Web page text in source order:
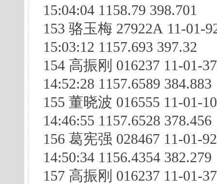
15:04:04 1158.79 398.701
153 骆玉梅 27922A 11-01-
15:03:12 1157.693 397.32
154 高振刚 016237 11-01-
14:52:28 1157.6589 384.883
155 董晓波 016555 11-01-
14:46:55 1157.6528 378.456
156 葛宪强 028467 11-01-
14:50:34 1156.4354 382.279
157 高振刚 016237 11-01-